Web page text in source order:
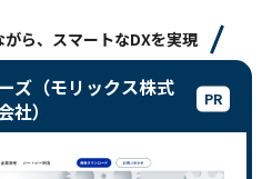
ら、スマートなDXを実現
ズ（モリックス株式
社）